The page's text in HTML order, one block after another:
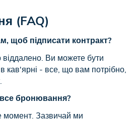
(FAQ)
щоб підписати контракт?
Ви можете бути
кав'ярні - все, що вам потрібно,
бронювання?
момент. Зазвичай ми